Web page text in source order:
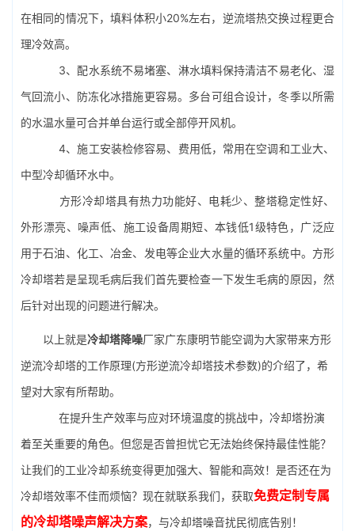
在相同的情况下，填料体积小20%左右，逆流塔热交换过程更合
理冷效高。
3、配水系统不易堵塞、 淋水填料保持清洁不易老化、湿
气回流小、防冻化冰措施更容易。多台可组合设计，冬季以所需
的水温水量可合并单台运行或全部停开风机。
4、施工安装检修容易、费用低，常用在空调和工业大、
中型冷却循环水中。
方形冷却塔具有热力功能好、电耗少、整塔稳定性好、
外形漂亮、噪声低、施工设备周期短、本钱低1级特色，广泛应
用于石油、化工、冶金、发电等企业大水量的循环系统中。方形
冷却塔若是呈现毛病后我们首先要检查一下发生毛病的原因，然
后针对出现的问题进行解决。
以上就是冷却塔降噪厂家广东康明节能空调为大家带来方形
逆流冷却塔的工作原理(方形逆流冷却塔技术参数)的介绍了，希
望对大家有所帮助。
在提升生产效率与应对环境温度的挑战中，冷却塔扮演
着至关重要的角色。但您是否曾担忧它无法始终保持最佳性能？
让我们的工业冷却系统变得更加强大、智能和高效！是否还在为
冷却塔效率不佳而烦恼？现在就联系我们，获取免费定制专属
的冷却塔噪声解决方案，与冷却塔噪音扰民彻底告别！